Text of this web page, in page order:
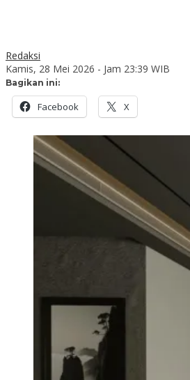
Redaksi
Kamis, 28 Mei 2026 - Jam 23:39 WIB
Bagikan ini:
Facebook X